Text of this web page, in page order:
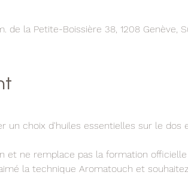
de la Petite-Boissière 38, 1208 Genève,
un choix d'huiles essentielles sur le
et ne remplace pas la formation officielle
la technique Aromatouch et